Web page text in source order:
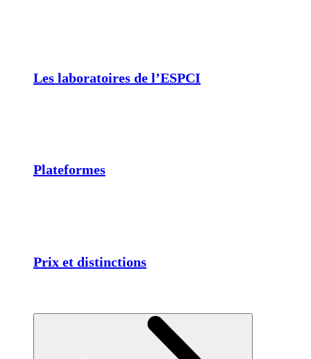
Les laboratoires de l’ESPCI
Plateformes
Prix et distinctions